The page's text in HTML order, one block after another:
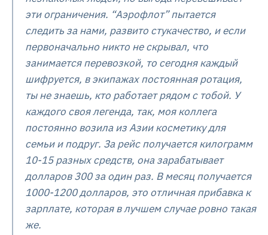
эти ограничения. “Аэрофлот” пытается
следить за нами, развито стукачество, и если
первоначально никто не скрывал, что
занимается перевозкой, то сегодня каждый
шифруется, в экипажах постоянная ротация,
ты не знаешь, кто работает рядом с тобой. У
каждого своя легенда, так, моя коллега
постоянно возила из Азии косметику для
семьи и подруг. За рейс получается килограмм
10-15 разных средств, она зарабатывает
долларов 300 за один раз. В месяц получается
1000-1200 долларов, это отличная прибавка к
зарплате, которая в лучшем случае ровно такая
же.